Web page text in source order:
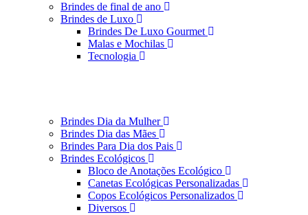
Brindes de final de ano
Brindes de Luxo
Brindes De Luxo Gourmet
Malas e Mochilas
Tecnologia
Brindes Dia da Mulher
Brindes Dia das Mães
Brindes Para Dia dos Pais
Brindes Ecológicos
Bloco de Anotações Ecológico
Canetas Ecológicas Personalizadas
Copos Ecológicos Personalizados
Diversos